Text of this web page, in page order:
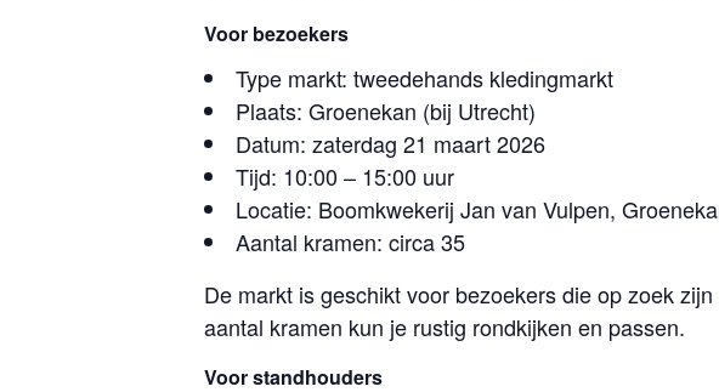
Voor bezoekers
Type markt: tweedehands kledingmarkt
Plaats: Groenekan (bij Utrecht)
Datum: zaterdag 21 maart 2026
Tijd: 10:00 – 15:00 uur
Locatie: Boomkwekerij Jan van Vulpen,
Aantal kramen: circa 35
De markt is geschikt voor bezoekers die op zoek
aantal kramen kun je rustig rondkijken en passen.
Voor standhouders